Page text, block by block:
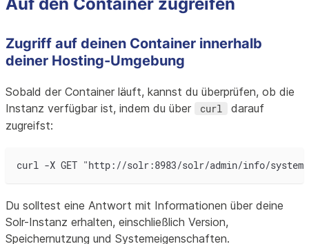
Zugriff auf deinen Container innerhalb
deiner Hosting-Umgebung
Sobald der Container läuft, kannst du überprüfen, ob die
Instanz verfügbar ist, indem du über
curl
darauf
zugreifst:
curl -X GET "http://solr:8983/solr/admin/info/system"
Du solltest eine Antwort mit Informationen über deine
Solr-Instanz erhalten, einschließlich Version,
Speichernutzung und Systemeigenschaften.